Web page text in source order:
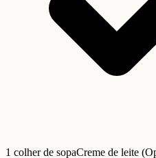
1 colher de sopaCreme de leite